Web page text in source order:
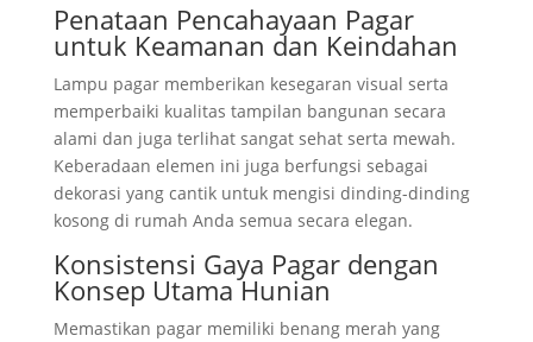
Penataan Pencahayaan Pagar
untuk Keamanan dan Keindahan
Lampu pagar memberikan kesegaran visual serta
memperbaiki kualitas tampilan bangunan secara
alami dan juga terlihat sangat sehat serta mewah.
Keberadaan elemen ini juga berfungsi sebagai
dekorasi yang cantik untuk mengisi dinding-dinding
kosong di rumah Anda semua secara elegan.
Konsistensi Gaya Pagar dengan
Konsep Utama Hunian
Memastikan pagar memiliki benang merah yang